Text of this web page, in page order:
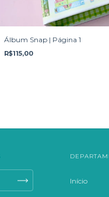
Álbum Snap | Página 1
R$115,00
Início